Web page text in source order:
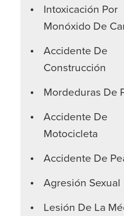
Intoxicación Por
Monóxido De
Accidente De
Construcción
Mordeduras De
Accidente De
Motocicleta
Accidente De
Agresión Sexual
Lesión De La